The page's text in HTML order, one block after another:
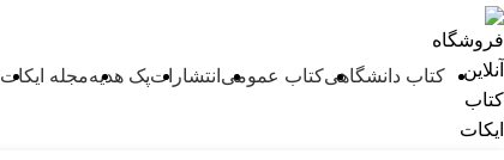
کتاب دانشگاهیکتاب عمومی انتشاراتپک هدیهمجله ایکات